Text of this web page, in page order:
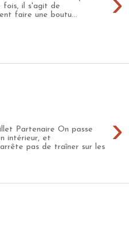
il s'agit de
faire une boutu...
›
Partenaire On passe
intérieur, et
pas de traîner sur les